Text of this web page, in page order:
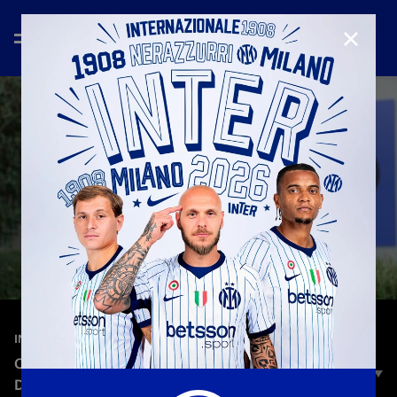
INTERVIEWS—4 nov 2025
CHIVU: «LE SQUADRE CHE NON HANNO NULLA
DA PERDERE SONO SEMPRE INSIDIOSE»